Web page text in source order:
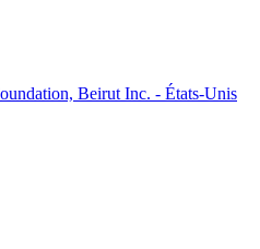
Beirut Inc. - États-Unis